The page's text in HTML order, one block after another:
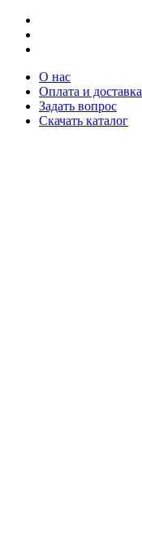
О нас
Оплата и доставка
Задать вопрос
Скачать каталог